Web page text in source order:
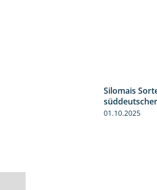
Silomais
süddeutscher